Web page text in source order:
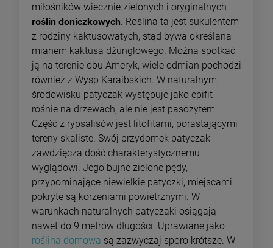
miłośników wiecznie zielonych i oryginalnych
roślin doniczkowych . Roślina ta jest sukulentem
z rodziny kaktusowatych, stąd bywa określana
mianem kaktusa dżunglowego. Można spotkać
ją na terenie obu Ameryk, wiele odmian pochodzi
również z Wysp Karaibskich. W naturalnym
środowisku patyczak występuje jako epifit -
rośnie na drzewach, ale nie jest pasożytem.
Część z rypsalisów jest litofitami, porastającymi
tereny skaliste. Swój przydomek patyczak
zawdzięcza dość charakterystycznemu
wyglądowi. Jego bujne zielone pędy,
przypominające niewielkie patyczki, miejscami
pokryte są korzeniami powietrznymi. W
warunkach naturalnych patyczaki osiągają
nawet do 9 metrów długości. Uprawiane jako
roślina domowa są zazwyczaj sporo krótsze. W